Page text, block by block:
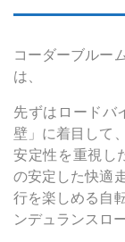
コーダーブルー
は、
先ずはロードバ
壁」に着目して
安定性を重視し
の安定した快適
行を楽しめる自
ンデュランスロ